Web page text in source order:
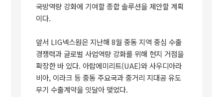
국방역량 강화에 기여할 종합 솔루션을 제안할 계획
이다.
앞서 LIG넥스원은 지난해 8월 중동 지역 중심 수출
경쟁력과 글로벌 사업역량 강화를 위해 현지 거점을
확장한 바 있다. 아랍에미리트(UAE)와 사우디아라
비아, 이라크 등 중동 주요국과 중거리 지대공 유도
무기 수출계약을 잇달아 맺었다.